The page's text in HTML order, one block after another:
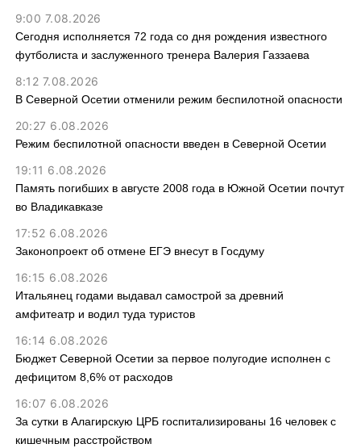
9:00 7.08.2026
Сегодня исполняется 72 года со дня рождения известного
футболиста и заслуженного тренера Валерия Газзаева
8:12 7.08.2026
В Северной Осетии отменили режим беспилотной опасности
20:27 6.08.2026
Режим беспилотной опасности введен в Северной Осетии
19:11 6.08.2026
Память погибших в августе 2008 года в Южной Осетии почтут
во Владикавказе
17:52 6.08.2026
Законопроект об отмене ЕГЭ внесут в Госдуму
16:15 6.08.2026
Итальянец годами выдавал самострой за древний
амфитеатр и водил туда туристов
16:14 6.08.2026
Бюджет Северной Осетии за первое полугодие исполнен с
дефицитом 8,6% от расходов
16:07 6.08.2026
За сутки в Алагирскую ЦРБ госпитализированы 16 человек с
кишечным расстройством